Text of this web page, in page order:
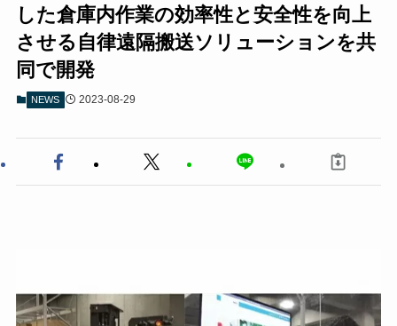
した倉庫内作業の効率性と安全性を向上
させる自律遠隔搬送ソリューションを共
同で開発
NEWS 2023-08-29